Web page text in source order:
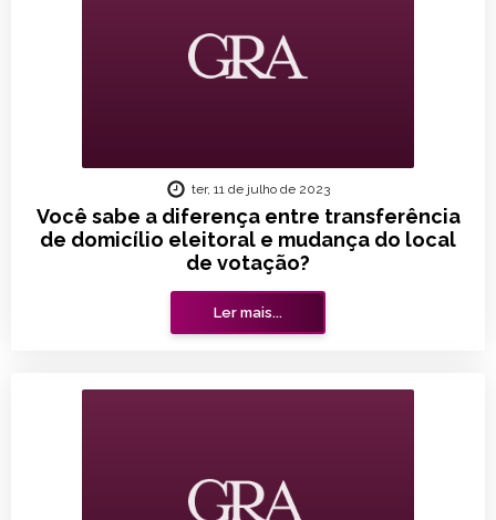
Você sabe a diferença entre transferência
de domicílio eleitoral e mudança do local
de votação?
ter, 11 de julho de 2023
Ler mais...